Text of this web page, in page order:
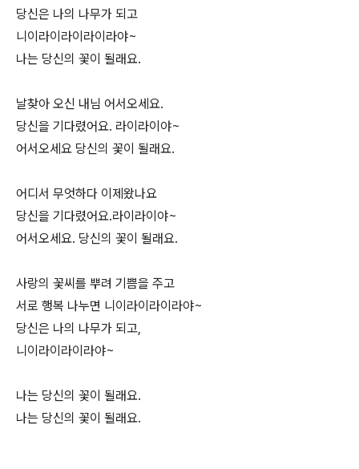
당신은 나의 나무가 되고
니이라이라이라이라야~
나는 당신의 꽃이 될래요.
날찾아 오신 내님 어서오세요.
당신을 기다렸어요. 라이라이야~
어서오세요 당신의 꽃이 될래요.
어디서 무엇하다 이제왔나요
당신을 기다렸어요.라이라이야~
어서오세요. 당신의 꽃이 될래요.
사랑의 꽃씨를 뿌려 기쁨을 주고
서로 행복 나누면 니이라이라이라야~
당신은 나의 나무가 되고,
니이라이라이라야~
나는 당신의 꽃이 될래요.
나는 당신의 꽃이 될래요.